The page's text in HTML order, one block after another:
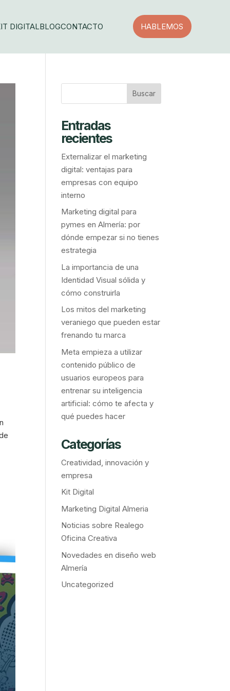
DIGITALBLOGCONTACTO HABLEMOS
Entradas
recientes
Externalizar el marketing
digital: ventajas para
empresas con equipo
interno
Marketing digital para
pymes en Almería: por
dónde empezar si no tienes
estrategia
La importancia de una
Identidad Visual sólida y
cómo construirla
Los mitos del marketing
veraniego que pueden estar
frenando tu marca
Meta empieza a utilizar
contenido público de
usuarios europeos para
entrenar su inteligencia
artificial: cómo te afecta y
qué puedes hacer
Categorías
Creatividad, innovación y
empresa
Kit Digital
Marketing Digital Almeria
Noticias sobre Realego
Oficina Creativa
Novedades en diseño web
Almería
Uncategorized